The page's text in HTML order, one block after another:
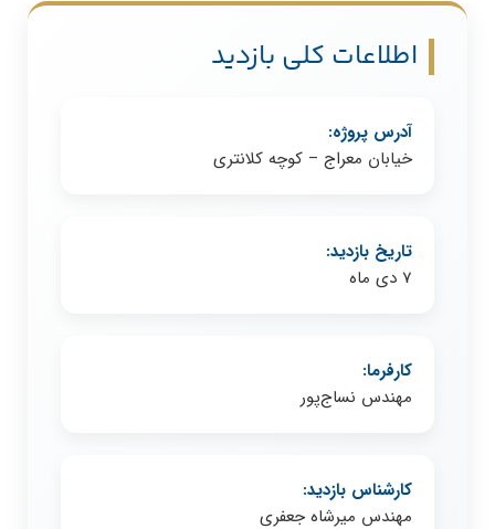
اطلاعات کلی بازدید
آدرس پروژه:
خیابان معراج – کوچه کلانتری
تاریخ بازدید:
7 دی ماه
کارفرما:
مهندس نساج‌پور
کارشناس بازدید:
مهندس میرشاه جعفری